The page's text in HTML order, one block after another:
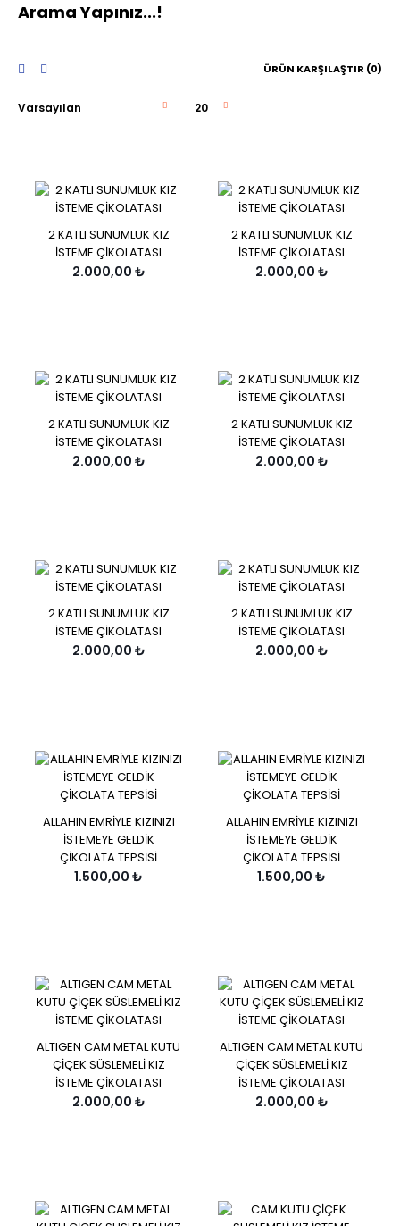
Arama Yapınız...!
ÜRÜN KARŞILAŞTIR (0)
2 KATLI SUNUMLUK KIZ
İSTEME ÇİKOLATASI
2.000,00 ₺
2 KATLI SUNUMLUK KIZ
İSTEME ÇİKOLATASI
2.000,00 ₺
2 KATLI SUNUMLUK KIZ
İSTEME ÇİKOLATASI
2.000,00 ₺
2 KATLI SUNUMLUK KIZ
İSTEME ÇİKOLATASI
2.000,00 ₺
2 KATLI SUNUMLUK KIZ
İSTEME ÇİKOLATASI
2.000,00 ₺
2 KATLI SUNUMLUK KIZ
İSTEME ÇİKOLATASI
2.000,00 ₺
ALLAHIN EMRİYLE KIZINIZI
İSTEMEYE GELDİK
ÇİKOLATA TEPSİSİ
1.500,00 ₺
ALLAHIN EMRİYLE KIZINIZI
İSTEMEYE GELDİK
ÇİKOLATA TEPSİSİ
1.500,00 ₺
ALTIGEN CAM METAL KUTU
ÇİÇEK SÜSLEMELİ KIZ
İSTEME ÇİKOLATASI
2.000,00 ₺
ALTIGEN CAM METAL KUTU
ÇİÇEK SÜSLEMELİ KIZ
İSTEME ÇİKOLATASI
2.000,00 ₺